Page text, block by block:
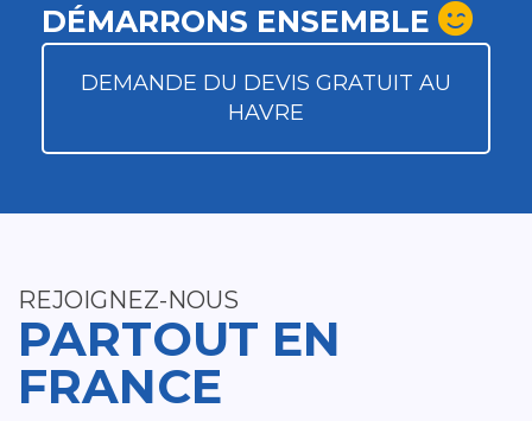
DÉMARRONS ENSEMBLE
DEMANDE DU DEVIS GRATUIT AU
HAVRE
REJOIGNEZ-NOUS
PARTOUT EN
FRANCE